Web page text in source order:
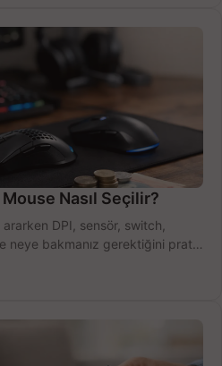
Nasıl Seçilir?
DPI, sensör, switch,
neye bakmanız gerektiğini pratik